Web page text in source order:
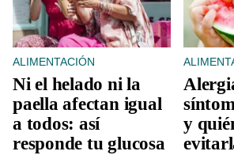
ALIMENTACIÓN
Ni el helado ni la
paella afectan igual
a todos: así
responde tu glucosa
y